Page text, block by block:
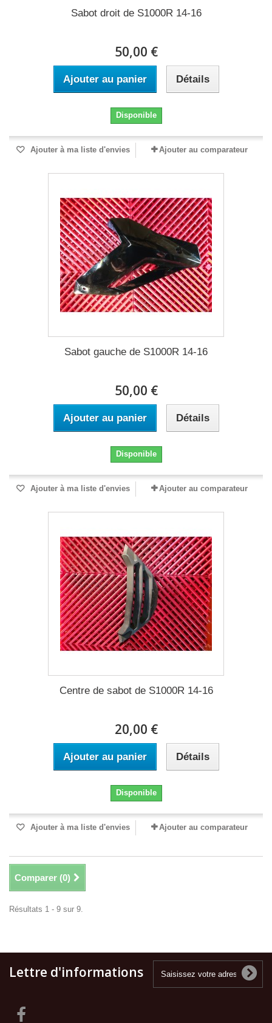
Sabot droit de S1000R 14-16
50,00 €
Ajouter au panier Détails
Disponible
Ajouter à ma liste d'envies Ajouter au comparateur
Sabot gauche de S1000R 14-16
50,00 €
Ajouter au panier Détails
Disponible
Ajouter à ma liste d'envies Ajouter au comparateur
Centre de sabot de S1000R 14-16
20,00 €
Ajouter au panier Détails
Disponible
Ajouter à ma liste d'envies Ajouter au comparateur
Comparer (0)
Résultats 1 - 9 sur 9.
Lettre d'informations